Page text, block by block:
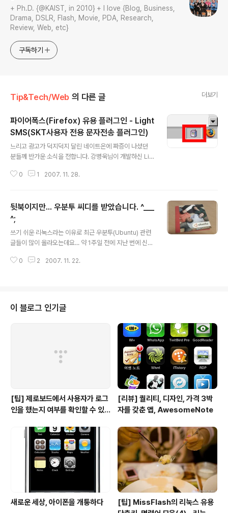
+ Ph.D. {@KAIST, in 2010} + I love {Blog, Business,
Drama, DSLR, Flash, Movie, PDA, Research,
Review, Web, etc}
구독하기
Tip&Tech/Web 의 다른 글 더보기
파이어폭스(Firefox) 유용 플러그인 - Light
SMS(SKT사용자 전용 문자전송 플러그인)
느리고 광고가 덕지덕지 달린 네이트온에 짜증이 나셨던
분들께 반가운 소식을 전합니다. 강병욱님이 개발하신 Lig
누구나 1달에 100건 무료문자를 전송할 수가 있네요...(네
p.net/lightSMS 설 명 : SKT의 사이트인 tworld.co.kr
을 이용 SMS 서비스를 이용할 수 있게 하는 확장기능입니
다. 해당 확장 기능은 SKT 사용자만 사용할 수 있습니다.
* SKT SMS 가 업그레이드 되면서 이름이 LightSMS 로
서 LightSM..
0 1 2007. 11. 28.
뒷북이지만... 우분투 씨디를 받았습니다. ^___
^;
쓰기 쉬운 리눅스라는 이유로 최근 우분투(Ubuntu) 관련
글들이 많이 올라오는데요... 약 1주일 전에 지난 번에 신청
씨디를 받았는데... 이제서야 포스트합니다. :) 몇 가지 개인
는데 도대체 뭐로 예산을 충당할까 약간 궁금하긴 합니다
만... 받아서 쓰는 사용자 입장에서는 여간 좋은 서비스가
아니네요 +_+; 예전에 복잡한 리눅스 관리에 한 번 식겁
(?)을 한 저로서는 썩 내키지 않지만... 일단 시작이 중요하
0 2 2007. 11. 22.
이 블로그 인기글
[팁] 제로보드에서 사용자가 로그
인을 했는지 여부를 확인할 수 있
[리뷰] 퀄리티, 디자인, 가격 3박
자를 갖춘 앱, AwesomeNote
새로운 세상, 아이폰을 개통하다
[팁] MissFlash의 리눅스 유용